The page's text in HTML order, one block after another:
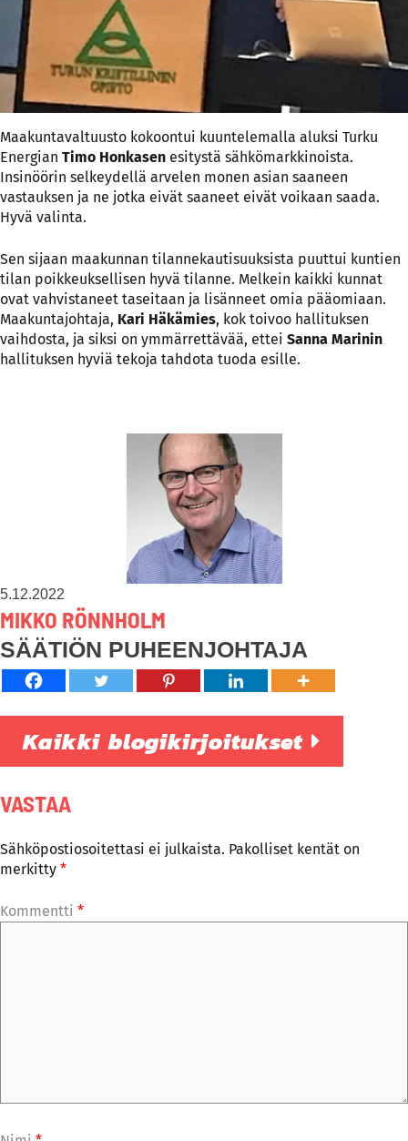
Maakuntavaltuusto kokoontui kuuntelemalla aluksi Turku
Energian Timo Honkasen esitystä sähkömarkkinoista.
Insinöörin selkeydellä arvelen monen asian saaneen
vastauksen ja ne jotka eivät saaneet eivät voikaan saada.
Hyvä valinta.
Sen sijaan maakunnan tilannekautisuuksista puuttui kuntien
tilan poikkeuksellisen hyvä tilanne. Melkein kaikki kunnat
ovat vahvistaneet taseitaan ja lisänneet omia pääomiaan.
Maakuntajohtaja, Kari Häkämies, kok toivoo hallituksen
vaihdosta, ja siksi on ymmärrettävää, ettei Sanna Marinin
hallituksen hyviä tekoja tahdota tuoda esille.
5.12.2022
MIKKO RÖNNHOLM
SÄÄTIÖN PUHEENJOHTAJA
Kaikki blogikirjoitukset
VASTAA
Sähköpostiosoitettasi ei julkaista. Pakolliset kentät on
merkitty *
Kommentti *